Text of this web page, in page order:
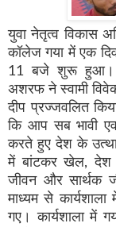
युवा नेतृत्व विकास
कॉलेज गया में एक
11 बजे शुरू हुआ।
अशरफ ने स्वामी
दीप प्रज्जवलित
कि आप सब भावी
करते हुए देश के
में बांटकर खेल, देश
जीवन और सार्थक
माध्यम से
गए। कार्यशाला में